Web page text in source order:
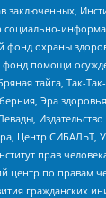
заключенных,
социально-
фонд охраны
фонд помощи
тайга, Так-
Эра
Центр СИБАЛЬТ,
прав
центр по правам
гражданских